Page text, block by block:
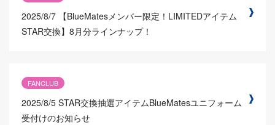
2025/8/7 【BlueMatesメンバー限定！LIMITEDアイテム
STAR交換】8月分ラインナップ！
FANCLUB
2025/8/5 STAR交換抽選アイテムBlueMatesユニフォーム
受付けのお知らせ